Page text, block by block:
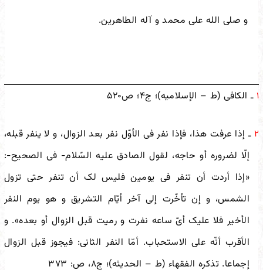
و صلی الله علی محمد و آله الطاهرین.
۱ ـ الکافی (ط – الإسلامیه)؛ ج‌۴؛ ص۵۲۰
۲ ـ إذا عرفت هذا، فإذا نفر فی الأوّل نفر بعد الزوال، و لا ینفر قبله،
إلّا لضروره أو حاجه، لقول الصادق علیه السّلام- فی الصحیح-:
«إذا أردت أن تنفر فی یومین فلیس لک أن تنفر حتى تزول
الشمس، و إن تأخّرت إلى آخر أیّام التشریق و هو یوم النفر
الأخیر فلا علیک أیّ ساعه نفرت و رمیت قبل الزوال أو بعده». و
الأقرب أنّه على الاستحباب. أمّا النفر الثانی: فیجوز قبل الزوال
إجماعا. تذکره الفقهاء (ط – الحدیثه)؛ ج‌۸، ص: ۳۷۳